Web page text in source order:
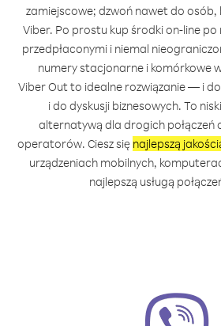
zamiejscowe; dzwoń nawet do osób,
Viber. Po prostu kup środki on-line po
przedpłaconymi i niemal
numery stacjonarne i komórkowe
Viber Out to idealne rozwiązanie — i
i do dyskusji biznesowych. To
alternatywą dla drogich połączeń
operatorów. Ciesz się najlepszą
urządzeniach mobilnych,
najlepszą usługą